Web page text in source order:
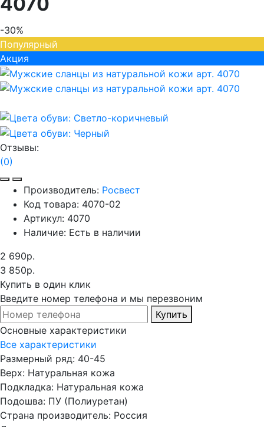
-30%
Популярный
Акция
Отзывы:
(0)
Производитель: Росвест
Код товара: 4070-02
Артикул: 4070
Наличие: Есть в наличии
2 690р.
3 850р.
Купить в один клик
Введите номер телефона и мы перезвоним
Купить
Основные характеристики
Все характеристики
Размерный ряд: 40-45
Верх: Натуральная кожа
Подкладка: Натуральная кожа
Подошва: ПУ (Полиуретан)
Страна производитель: Россия